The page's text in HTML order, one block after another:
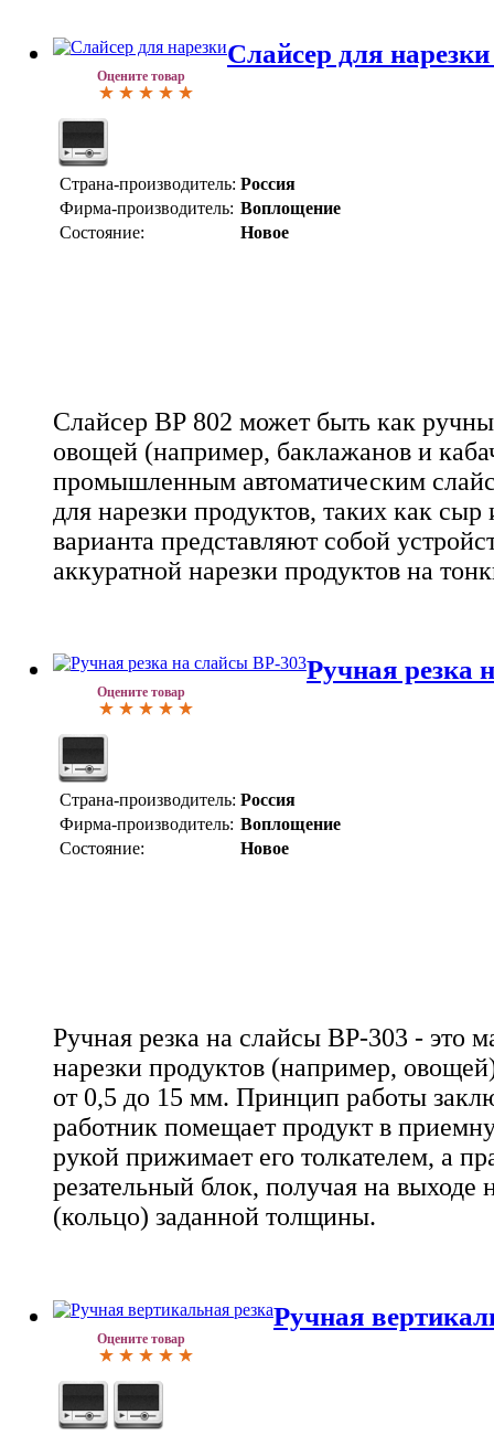
Оцените товар
Слайсер для
Страна-производитель: Россия
Фирма-производитель: Воплощение
Состояние:
Новое
Слайсер ВР 802 может быть как
овощей (например, баклажанов и
промышленным автоматическим
для нарезки продуктов, таких как
варианта представляют собой
аккуратной нарезки продуктов на
Оцените товар
Ручная резка
Страна-производитель: Россия
Фирма-производитель: Воплощение
Состояние:
Новое
Ручная резка на слайсы ВР-303 - это
нарезки продуктов (например,
от 0,5 до 15 мм. Принцип работы
работник помещает продукт в
рукой прижимает его толкателем, а
резательный блок, получая на выходе
(кольцо) заданной толщины.
Оцените товар
Ручная